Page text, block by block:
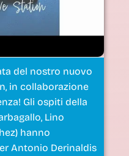
del nostro nuovo
in collaborazione
Gli ospiti della
Lino
hanno
Antonio Derinaldis